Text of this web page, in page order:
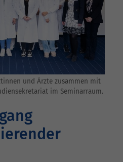
und Ärzte zusammen mit
im Seminarraum.